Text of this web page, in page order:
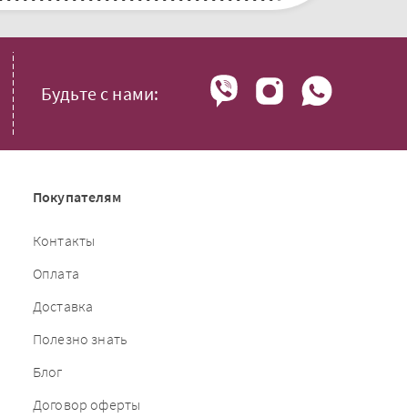
Будьте с нами:
Покупателям
Контакты
Оплата
Доставка
Полезно знать
Блог
Договор оферты